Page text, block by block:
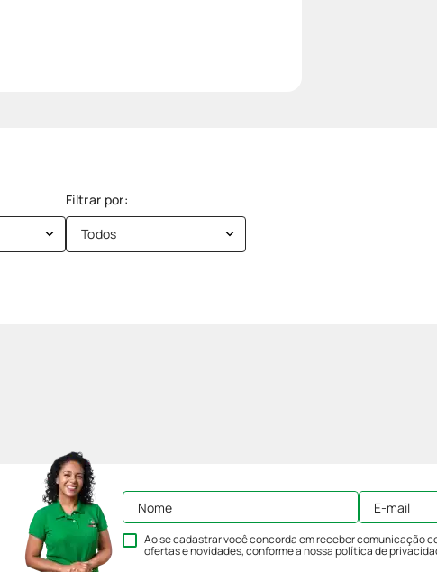
Todos
Ao se cadastrar você concorda em receber comunicação
ofertas e novidades, conforme a nossapolítica de